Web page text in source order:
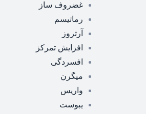
غضروف ساز
رماتیسم
آرتروز
افزایش تمرکز
افسردگی
میگرن
واریس
یبوست